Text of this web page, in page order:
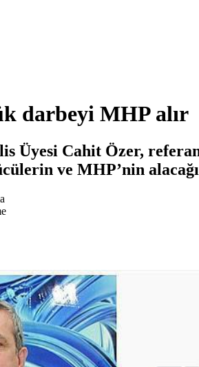
darbeyi MHP alır
Üyesi Cahit Özer,
ve MHP’nin